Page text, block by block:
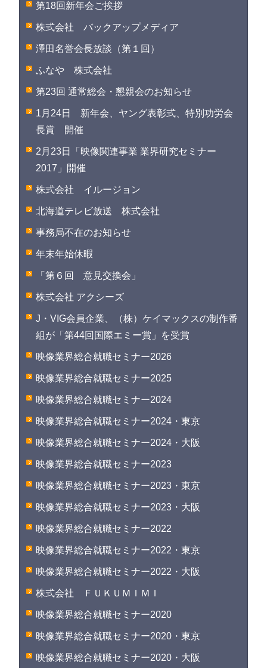
第18回新年会ご挨拶
株式会社 バックアップメディア
澤田名誉会長放談（第１回）
ふなや 株式会社
第23回 通常総会・懇親会のお知らせ
1月24日 新年会、ヤング表彰式、特別功労会
長賞 開催
2月23日「映像関連事業 業界研究セミナー
2017」開催
株式会社 イルージョン
北海道テレビ放送 株式会社
事務局不在のお知らせ
年末年始休暇
「第６回 意見交換会」
株式会社 アクシーズ
J・VIG会員企業、（株）ケイマックスの制作番
組が「第44回国際エミー賞」を受賞
映像業界総合就職セミナー2026
映像業界総合就職セミナー2025
映像業界総合就職セミナー2024
映像業界総合就職セミナー2024・東京
映像業界総合就職セミナー2024・大阪
映像業界総合就職セミナー2023
映像業界総合就職セミナー2023・東京
映像業界総合就職セミナー2023・大阪
映像業界総合就職セミナー2022
映像業界総合就職セミナー2022・東京
映像業界総合就職セミナー2022・大阪
株式会社 ＦＵＫＵＭＩＭＩ
映像業界総合就職セミナー2020
映像業界総合就職セミナー2020・東京
映像業界総合就職セミナー2020・大阪